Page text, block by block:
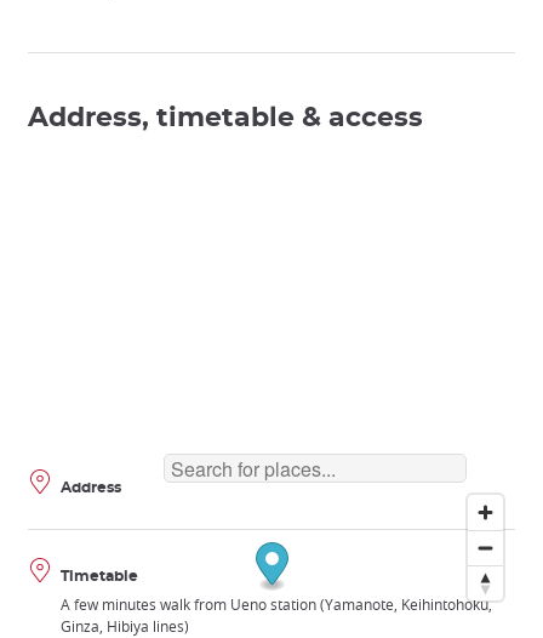
Address, timetable & access
Address
Timetable
A few minutes walk from Ueno station (Yamanote, Keihintohoku,
Ginza, Hibiya lines)